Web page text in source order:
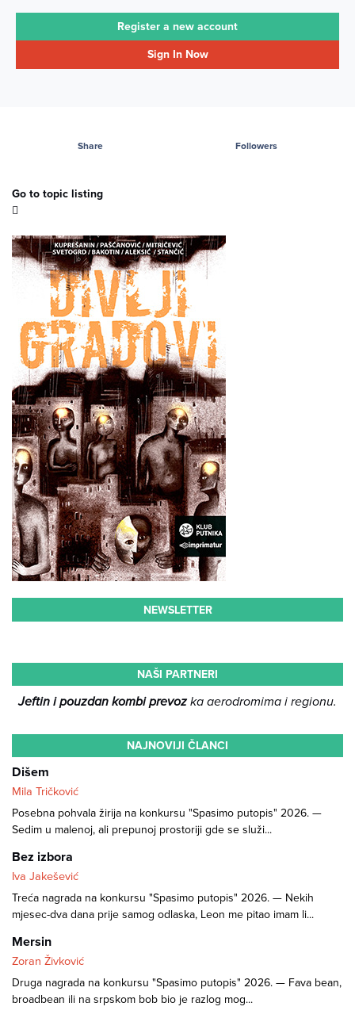
Register a new account
Sign In Now
Share Followers
Go to topic listing
NEWSLETTER
NAŠI PARTNERI
Jeftin i pouzdan kombi prevozka aerodromima i regionu.
NAJNOVIJI ČLANCI
Dišem
Mila Tričković
Posebna pohvala žirija na konkursu "Spasimo putopis" 2026. —
Sedim u malenoj, ali prepunoj prostoriji gde se služi...
Bez izbora
Iva Jakešević
Treća nagrada na konkursu "Spasimo putopis" 2026. — Nekih
mjesec-dva dana prije samog odlaska, Leon me pitao imam li...
Mersin
Zoran Živković
Druga nagrada na konkursu "Spasimo putopis" 2026. — Fava bean,
broadbean ili na srpskom bob bio je razlog mog...